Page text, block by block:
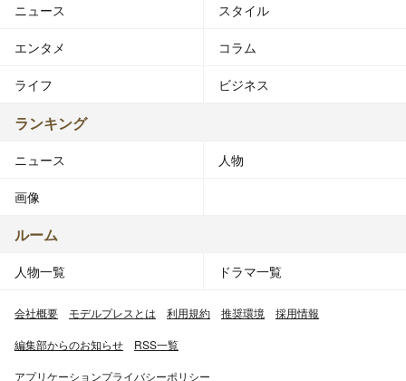
ニュース スタイル
エンタメ コラム
ライフ ビジネス
ランキング
ニュース 人物
画像
ルーム
人物一覧 ドラマ一覧
会社概要 モデルプレスとは 利用規約 推奨環境 採用情報
編集部からのお知らせ RSS一覧
アプリケーションプライバシーポリシー